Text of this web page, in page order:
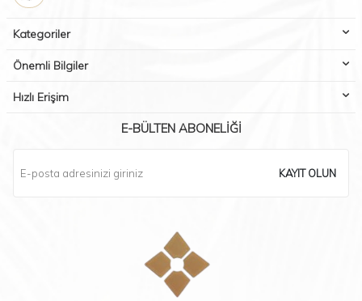
Kategoriler
Önemli Bilgiler
Hızlı Erişim
E-BÜLTEN ABONELIĞI
KAYIT OLUN